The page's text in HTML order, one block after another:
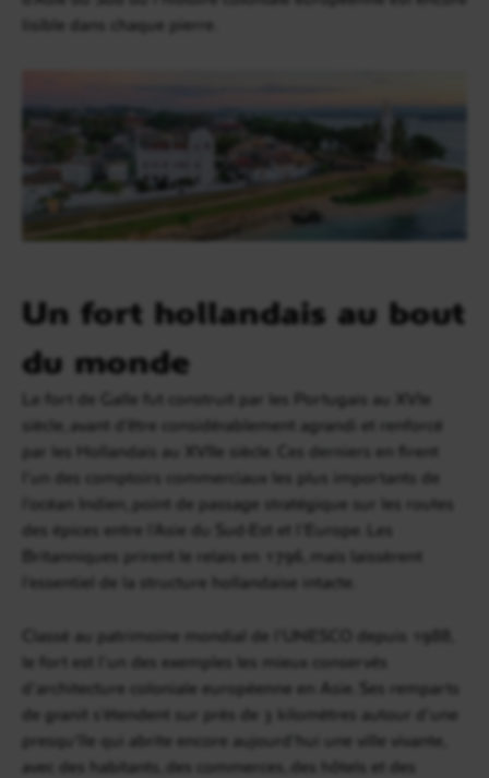
lisible dans chaque pierre.
Un fort hollandais au bout
du monde
Le fort de Galle fut construit par les Portugais au XVIe
siècle, avant d’être considérablement agrandi et renforcé
par les Hollandais au XVIIe siècle. Ces derniers en firent
l’un des comptoirs commerciaux les plus importants de
l’océan Indien, point de passage stratégique sur les routes
des épices entre l’Asie du Sud-Est et l’Europe. Les
Britanniques prirent le relais en 1796, mais laissèrent
l’essentiel de la structure hollandaise intacte.
Classé au patrimoine mondial de l’UNESCO depuis 1988,
le fort est l’un des exemples les mieux conservés
d’architecture coloniale européenne en Asie. Ses remparts
de granit s’étendent sur près de 3 kilomètres autour d’une
presqu’île qui abrite encore aujourd’hui une ville vivante,
avec des habitants, des commerces, des hôtels et des